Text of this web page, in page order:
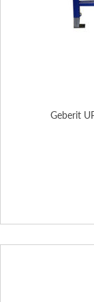
Geberit